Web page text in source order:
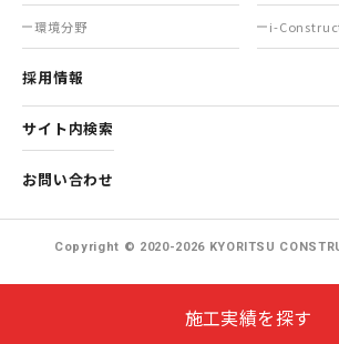
施工実績を探す
環境分野 i-
採用情報
サイト内検索
お問い合わせ
Copyright © 2020-2026 KYORITSU